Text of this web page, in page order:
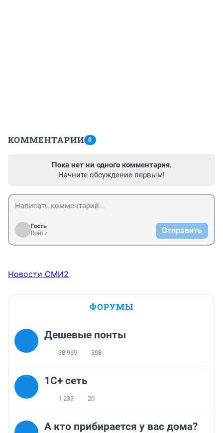
КОММЕНТАРИИ 0
Пока нет ни одного комментария.
Начните обсуждение первым!
Гость
Войти
Отправить
Новости СМИ2
ФОРУМЫ
Дешевые понты
38 969 398
1С+ сеть
1 233 20
А кто прибирается у вас дома?